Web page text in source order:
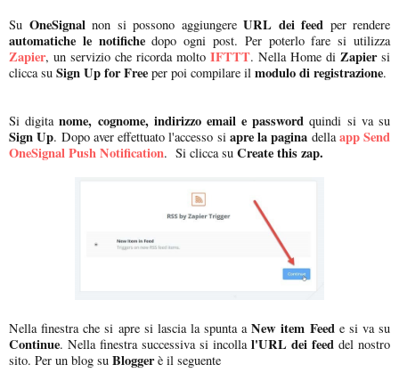
Su OneSignalnon si possono aggiungere URL dei feed per rendere
automatiche le notifichedopo ogni post. Per poterlo fare si utilizza
Zapier, un servizio che ricorda molto IFTTT. Nella Home di Zapiersi
clicca su Sign Up for Free per poi compilare il modulo di registrazione.
Si digitanome, cognome, indirizzo email e password quindi si va su
Sign Up. Dopo aver effettuato l'accesso si apre la pagina dellaapp Send
OneSignal Push Notification. Si clicca su Create this zap.
Nella finestra che si apre si lascia la spunta aNew item Feede si va su
Continue. Nella finestra successiva si incolla l'URL dei feed del nostro
sito. Per un blog su Bloggerè il seguente